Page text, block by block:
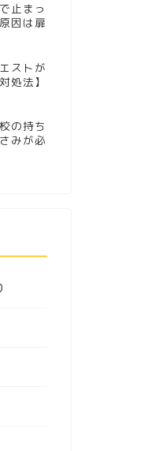
止まっ
因は扉
ストが
処法】
の持ち
みが必